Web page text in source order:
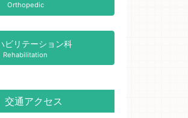
Orthopedic
ビリテーション科
Rehabilitation
交通アクセス